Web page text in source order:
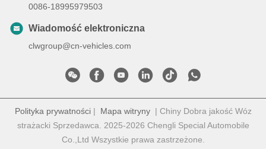
0086-18995979503
Wiadomość elektroniczna
clwgroup@cn-vehicles.com
Polityka prywatności| Mapa witryny| Chiny Dobra jakość Wóz
strażacki Sprzedawca. 2025-2026 Chengli Special Automobile
Co.,Ltd Wszystkie prawa zastrzeżone.